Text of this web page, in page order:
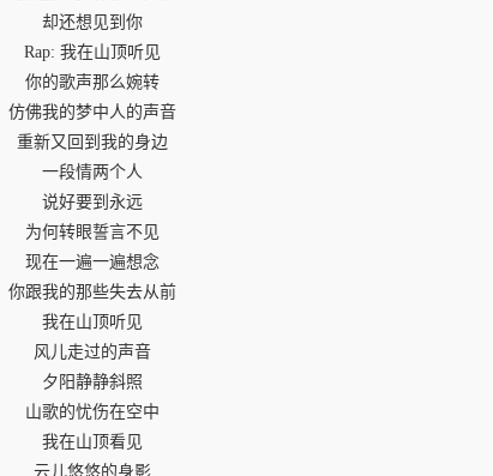
却还想见到你
Rap: 我在山顶听见
你的歌声那么婉转
仿佛我的梦中人的声音
重新又回到我的身边
一段情两个人
说好要到永远
为何转眼誓言不见
现在一遍一遍想念
你跟我的那些失去从前
我在山顶听见
风儿走过的声音
夕阳静静斜照
山歌的忧伤在空中
我在山顶看见
云儿悠悠的身影